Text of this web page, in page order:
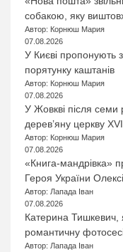
собакою, яку
Автор: Корнюш Мария
07.08.2026
У Києві пропонують
порятунку каштанів
Автор: Корнюш Мария
07.08.2026
У Жовкві після семи
дерев’яну церкву
Автор: Корнюш Мария
07.08.2026
«Книга-мандрівка»
Героя України
Автор: Лапада Іван
07.08.2026
Катерина
романтичну
Автор: Лапада Іван